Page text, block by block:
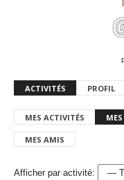
ACTIVITÉS PROFIL
MES ACTIVITÉS
MES AMIS
Afficher par activité: